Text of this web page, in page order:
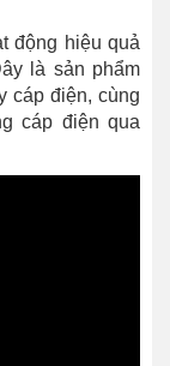
động hiệu quả
là sản phẩm
cáp điện, cùng
cáp điện qua